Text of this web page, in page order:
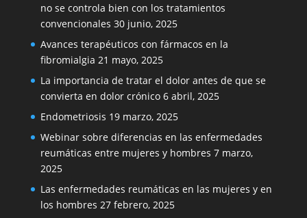
no se controla bien con los tratamientos
convencionales 30 junio, 2025
Avances terapéuticos con fármacos en la
fibromialgia 21 mayo, 2025
La importancia de tratar el dolor antes de que se
convierta en dolor crónico 6 abril, 2025
Endometriosis 19 marzo, 2025
Webinar sobre diferencias en las enfermedades
reumáticas entre mujeres y hombres 7 marzo,
2025
Las enfermedades reumáticas en las mujeres y en
los hombres 27 febrero, 2025